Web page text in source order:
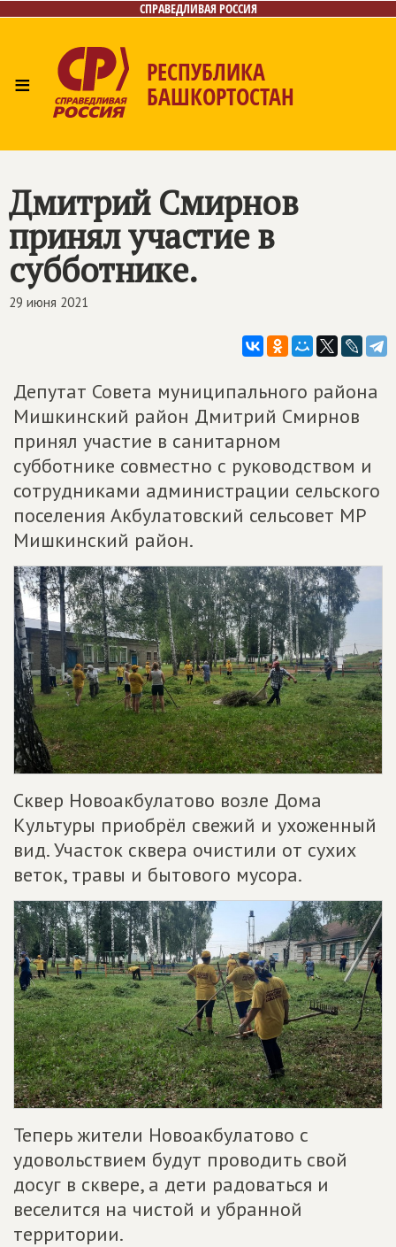
СПРАВЕДЛИВАЯ РОССИЯ
≡ РЕСПУБЛИКА
БАШКОРТОСТАН
Контакты
Дмитрий Смирнов
принял участие в
субботнике.
29 июня 2021
Депутат Совета муниципального района
Мишкинский район Дмитрий Смирнов
принял участие в санитарном
субботнике совместно с руководством и
сотрудниками администрации сельского
поселения Акбулатовский сельсовет МР
Мишкинский район.
Сквер Новоакбулатово возле Дома
Культуры приобрёл свежий и ухоженный
вид. Участок сквера очистили от сухих
веток, травы и бытового мусора.
Теперь жители Новоакбулатово с
удовольствием будут проводить свой
досуг в сквере, а дети радоваться и
веселится на чистой и убранной
территории.